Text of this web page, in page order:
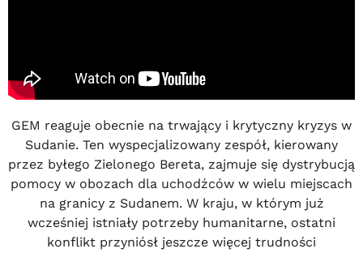
GEM reaguje obecnie na trwający i krytyczny kryzys w
Sudanie. Ten wyspecjalizowany zespół, kierowany
przez byłego Zielonego Bereta, zajmuje się dystrybucją
pomocy w obozach dla uchodźców w wielu miejscach
na granicy z Sudanem. W kraju, w którym już
wcześniej istniały potrzeby humanitarne, ostatni
konflikt przyniósł jeszcze więcej trudności